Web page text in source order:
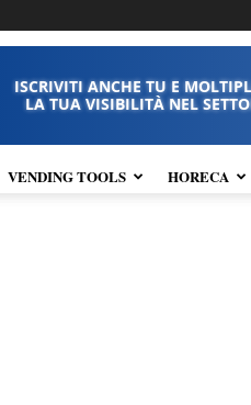
ISCRIVITI ANCHE TU E
LA TUA VISIBILITÀ NEL
VENDING TOOLS HORECA